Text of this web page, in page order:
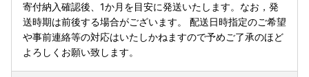
寄付納入確認後、1か月を目安に発送いたします。なお，発
送時期は前後する場合がございます。 配送日時指定のご希望
や事前連絡等の対応はいたしかねますので予めご了承のほど
よろしくお願い致します。